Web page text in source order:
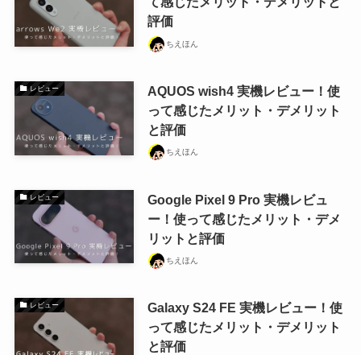
評価
ちえほん
レビュー
AQUOS wish4 実機レビュー！使
って感じたメリット・デメリット
と評価
ちえほん
レビュー
Google Pixel 9 Pro 実機レビュ
ー！使って感じたメリット・デメ
リットと評価
ちえほん
レビュー
Galaxy S24 FE 実機レビュー！使
って感じたメリット・デメリット
と評価